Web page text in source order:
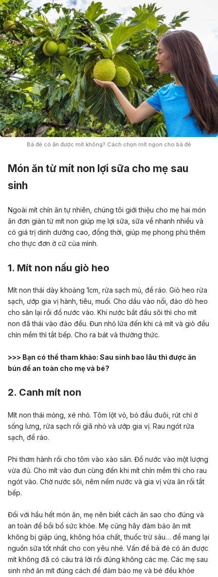
Bà đẻ có ăn được mít không? Cách chọn mít ngon cho bà đẻ
Món ăn từ mít non lợi sữa cho mẹ sau
sinh
Ngoài mít chín ăn tự nhiên, chúng tôi giới thiệu cho mẹ hai món
ăn đơn giản từ mít non giúp mẹ lợi sữa, sữa về nhanh nhiều và
có giá trị dinh dưỡng cao, đồng thời, giúp mẹ phong phú thêm
cho thực đơn ở cữ của mình.
1. Mít non nấu giò heo
Mít non thái dày khoảng 1cm, rửa sạch mủ, để ráo. Giò heo rửa
sạch, ướp gia vị hành, tiêu, muối. Cho dầu vào nồi, đảo dò heo
cho săn lại rồi đổ nước vào. Khi nước bắt đầu sôi thì cho mít
non đã thái vào đảo đều. Đun nhỏ lửa đến khi cả mít và giò đều
chín mềm thì tắt bếp. Cho ra bát và thưởng thức.
>>> Bạn có thể tham khảo: Sau sinh bao lâu thì được ăn
bún để an toàn cho mẹ và bé?
2. Canh mít non
Mít non thái mỏng, xé nhỏ. Tôm lột vỏ, bỏ đầu đuôi, rút chỉ ở
sống lưng, rửa sạch rồi giã nhỏ và ướp gia vị. Rau ngót rửa
sạch, để ráo.
Phi thơm hành rồi cho tôm vào xào săn. Đổ nước vào một lượng
vừa đủ. Cho mít vào đun cùng đến khi mít chín mềm thì cho rau
ngót vào. Chờ nước sôi, nêm nếm nước và gia vị vừa ăn rồi tắt
bếp.
Đối với hầu hết món ăn, mẹ nên biết cách ăn sao cho đúng và
an toàn để bồi bổ sức khỏe. Mẹ cũng hãy đảm bảo ăn mít
không bị giập úng, không hóa chất, thuốc trừ sâu… để mang lại
nguồn sữa tốt nhất cho con yêu nhé. Vấn đề bà đẻ có ăn được
mít không đã có câu trả lời rồi đúng không các mẹ. Các mẹ sau
sinh nhớ ăn mít đúng cách để đảm bảo mẹ và bé đều khỏe